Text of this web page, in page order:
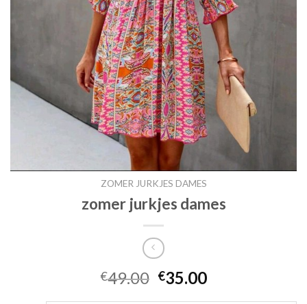
ZOMER JURKJES DAMES
zomer jurkjes dames
€49.00 €35.00